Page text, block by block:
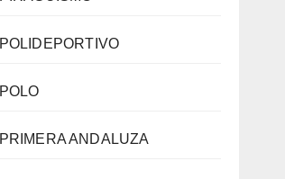
POLIDEPORTIVO
POLO
PRIMERA ANDALUZA